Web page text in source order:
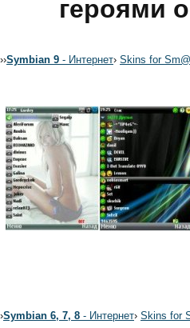
героями
››Symbian 9 - Интернет› Skins for
›Symbian 6, 7, 8 - Интернет› Skins for